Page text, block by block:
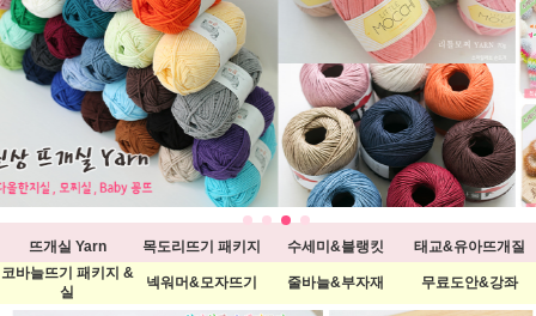
뜨개실 Yarn 목도리뜨기 패키지 수세미&블랭킷
태교&유아뜨개질
코바늘뜨기 패키지 &
실
넥워머&모자뜨기 줄바늘&부자재 무료도안&강좌